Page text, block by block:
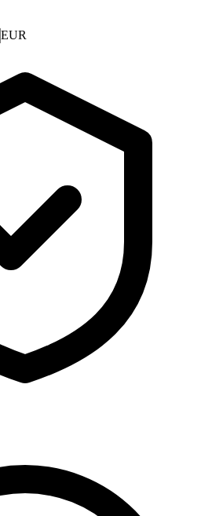
EUR